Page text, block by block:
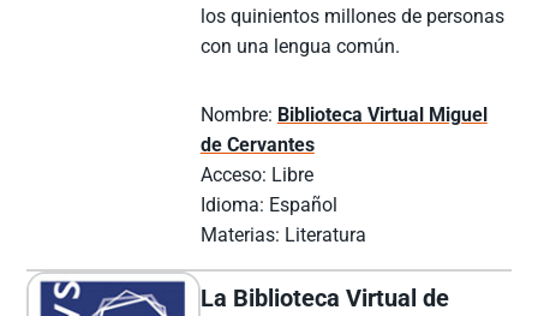
los quinientos millones de personas
con una lengua común.
Nombre: Biblioteca Virtual Miguel
de Cervantes
Acceso: Libre
Idioma: Español
Materias: Literatura
La Biblioteca Virtual de